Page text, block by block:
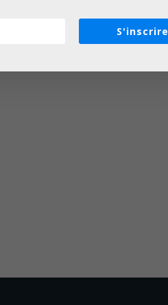
S'inscrire